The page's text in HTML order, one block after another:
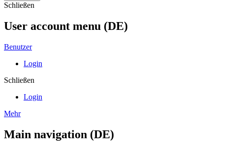
Schließen
User account menu (DE)
Benutzer
Login
Schließen
Login
Mehr
Main navigation (DE)